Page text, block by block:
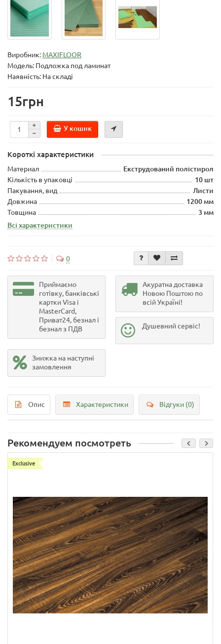
Виробник: MAXIFLOOR
Модель: Подложка под ламинат
Наявність: На складі
15грн
У кошик
Короткі характеристики
Материал
Екструдований полістирол
Кількість в упаковці
10 шт
Пакування, вид
Листи
Довжина
1200 мм
Товщина
3 мм
Всі характеристики
0
Приймаємо
готівку, банківські
картки Visa і
MasterCard,
Приват24, безнал і
безнал з ПДВ
Акуратна доставка
Новою Поштою по
всій Україні!
Душевний сервіс!
Знижка на наступні
замовлення
Опис Характеристики Відгуки (0)
Рекомендуем посмотреть
Exclusive